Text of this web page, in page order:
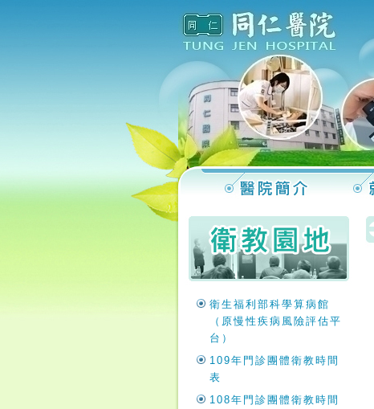
衛生福利部科學算病館
（原慢性疾病風險評估平
台）
109年門診團體衛教時間
表
108年門診團體衛教時間